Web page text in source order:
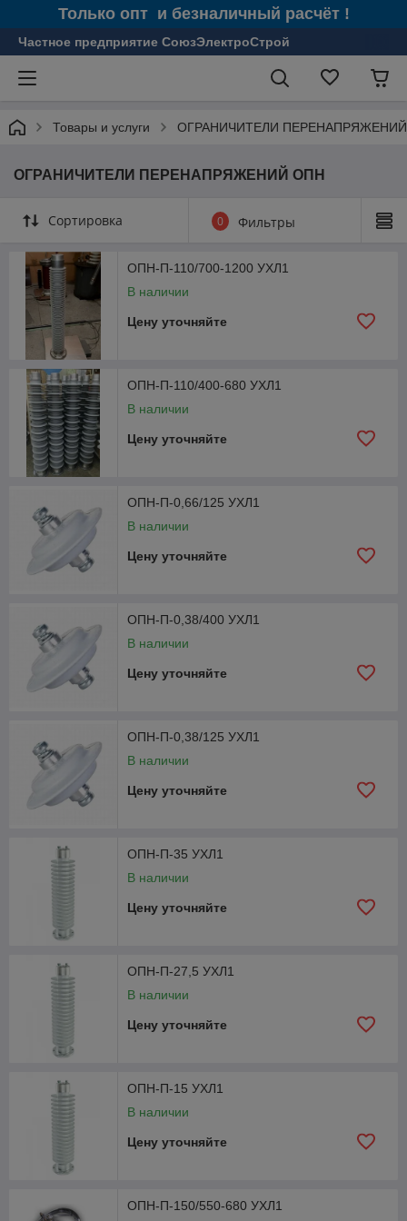
Только опт и безналичный расчёт !
Частное предприятие СоюзЭлектроСтрой
Товары и услуги ОГРАНИЧИТЕЛИ
ОГРАНИЧИТЕЛИ ПЕРЕНАПРЯЖЕНИЙ ОПН
Сортировка 0 Фильтры
ОПН-П-110/700-1200 УХЛ1
В наличии
Цену уточняйте
ОПН-П-110/400-680 УХЛ1
В наличии
Цену уточняйте
ОПН-П-0,66/125 УХЛ1
В наличии
Цену уточняйте
ОПН-П-0,38/400 УХЛ1
В наличии
Цену уточняйте
ОПН-П-0,38/125 УХЛ1
В наличии
Цену уточняйте
ОПН-П-35 УХЛ1
В наличии
Цену уточняйте
ОПН-П-27,5 УХЛ1
В наличии
Цену уточняйте
ОПН-П-15 УХЛ1
В наличии
Цену уточняйте
ОПН-П-150/550-680 УХЛ1